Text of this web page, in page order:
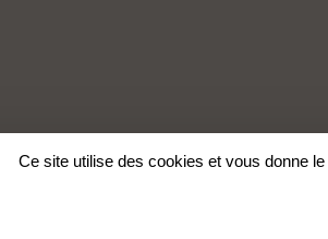
Ce site utilise des cookies et vous donne